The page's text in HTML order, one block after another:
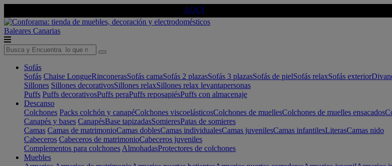
AQUÍ
Baleares Canarias
Sofás
Sofás Chaise LongueRinconerasSofás camaSofás 2 plazasSofás 3 plazasSofás de pielSofás relaxSofás exterior
Sillones Sillones decorativosSillones relaxSillones relax levantapersonas
Puffs Puffs decorativosPuffs peraPuffs reposapiésPuffs con almacenaje
Descanso
Colchones Packs colchón y canapéColchones viscoelásticosColchones de muellesColchones de muelles ensacados
Canapés y bases CanapésBase tapizadasSomieresPatas de somieres
Camas Camas de matrimonioCamas doblesCamas individualesCamas juvenilesCamas infantilesLiterasCamas nido
Cabeceros Cabeceros de matrimonioCabeceros juveniles
Complementos para colchones AlmohadasProtectores de colchones
Muebles